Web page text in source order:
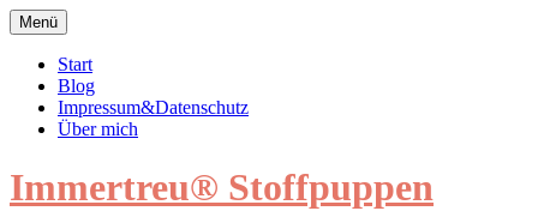
Zum
Inhalt
springen
Menü
Start
Blog
Impressum&Datenschutz
Über mich
Immertreu® Stoffpuppen